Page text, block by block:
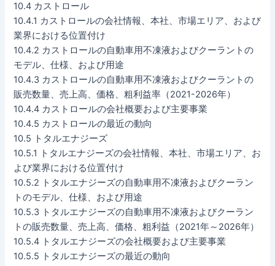
10.4 カストロール
10.4.1 カストロールの会社情報、本社、市場エリア、および
業界における位置付け
10.4.2 カストロールの自動車用不凍液およびクーラントの
モデル、仕様、および用途
10.4.3 カストロールの自動車用不凍液およびクーラントの
販売数量、売上高、価格、粗利益率（2021-2026年）
10.4.4 カストロールの会社概要および主要事業
10.4.5 カストロールの最近の動向
10.5 トタルエナジーズ
10.5.1 トタルエナジーズの会社情報、本社、市場エリア、お
よび業界における位置付け
10.5.2 トタルエナジーズの自動車用不凍液およびクーラン
トのモデル、仕様、および用途
10.5.3 トタルエナジーズの自動車用不凍液およびクーラン
トの販売数量、売上高、価格、粗利益（2021年～2026年）
10.5.4 トタルエナジーズの会社概要および主要事業
10.5.5 トタルエナジーズの最近の動向